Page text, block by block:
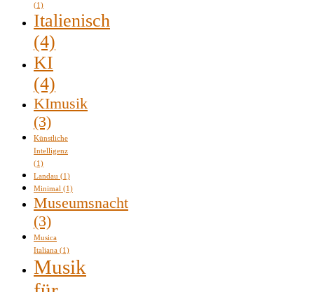
(1)
Italienisch
(4)
KI
(4)
KImusik
(3)
Künstliche
Intelligenz
(1)
Landau (1)
Minimal (1)
Museumsnacht
(3)
Musica
Italiana (1)
Musik